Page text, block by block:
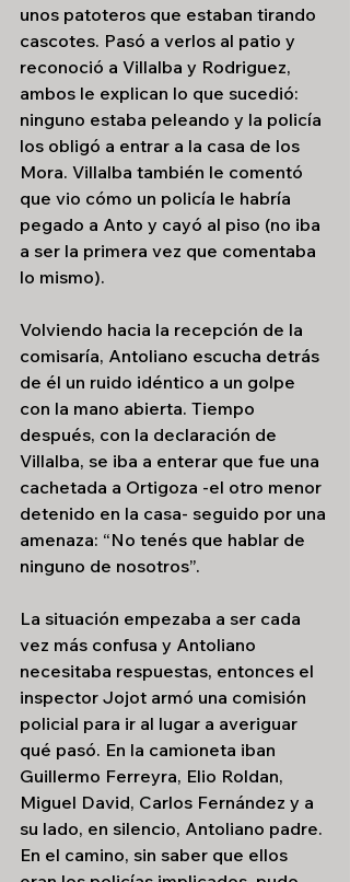
unos patoteros que estaban tirando
cascotes. Pasó a verlos al patio y
reconoció a Villalba y Rodriguez,
ambos le explican lo que sucedió:
ninguno estaba peleando y la policía
los obligó a entrar a la casa de los
Mora. Villalba también le comentó
que vio cómo un policía le habría
pegado a Anto y cayó al piso (no iba
a ser la primera vez que comentaba
lo mismo).
Volviendo hacia la recepción de la
comisaría, Antoliano escucha detrás
de él un ruido idéntico a un golpe
con la mano abierta. Tiempo
después, con la declaración de
Villalba, se iba a enterar que fue una
cachetada a Ortigoza -el otro menor
detenido en la casa- seguido por una
amenaza: “No tenés que hablar de
ninguno de nosotros”.
La situación empezaba a ser cada
vez más confusa y Antoliano
necesitaba respuestas, entonces el
inspector Jojot armó una comisión
policial para ir al lugar a averiguar
qué pasó. En la camioneta iban
Guillermo Ferreyra, Elio Roldan,
Miguel David, Carlos Fernández y a
su lado, en silencio, Antoliano padre.
En el camino, sin saber que ellos